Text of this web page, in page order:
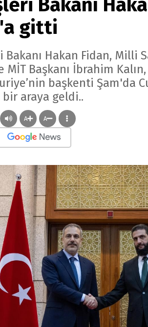
Bakanı
gitti
Bakanı Hakan Fidan, Milli
MİT Başkanı İbrahim
başkenti Şam'da
bir araya geldi..
A A